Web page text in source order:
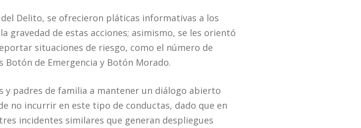
Delito, se ofrecieron pláticas informativas a los
gravedad de estas acciones; asimismo, se les orientó
situaciones de riesgo, como el número de
Botón de Emergencia y Botón Morado.
y padres de familia a mantener un diálogo abierto
no incurrir en este tipo de conductas, dado que en
incidentes similares que generan despliegues